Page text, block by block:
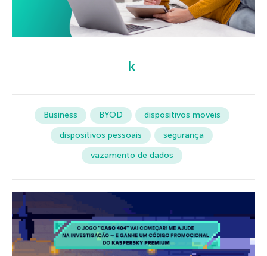
Business BYOD
dispositivos móveis
dispositivos pessoais
segurança
vazamento de dados